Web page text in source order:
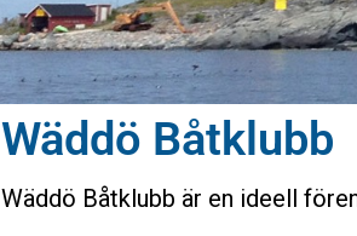
Wäddö Båtklubb
Wäddö Båtklubb är en ideell